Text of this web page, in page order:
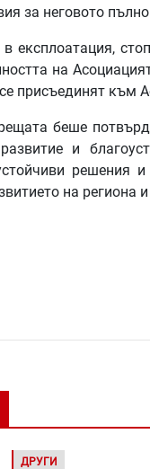
за неговото
експлоатация,
на
присъединят към
беше
развитие и
решения
на региона
ДРУГИ